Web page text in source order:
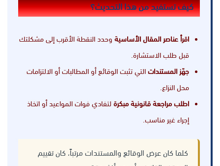
كيف تستفيد من هذا التحديث؟
اقرأ عناصر المقال الأساسية وحدد النقطة الأقرب إلى مشكلتك
قبل طلب الاستشارة.
جهّز المستنداتالتي تثبت الوقائع أو المطالبات أو الالتزامات
محل النزاع.
اطلب مراجعة قانونية مبكرة لتفادي فوات المواعيد أو اتخاذ
إجراء غير مناسب.
كلما كان عرض الوقائع والمستندات مرتباً، كان تقييم